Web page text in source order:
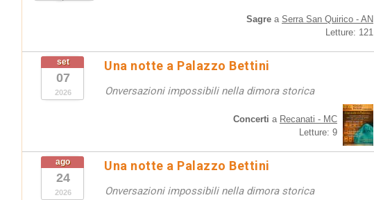
Sagre a Serra San Quirico - AN
Letture: 121
set
07
2026
Una notte a Palazzo Bettini
Onversazioni impossibili nella dimora storica
Concerti a Recanati - MC
Letture: 9
ago
24
2026
Una notte a Palazzo Bettini
Onversazioni impossibili nella dimora storica